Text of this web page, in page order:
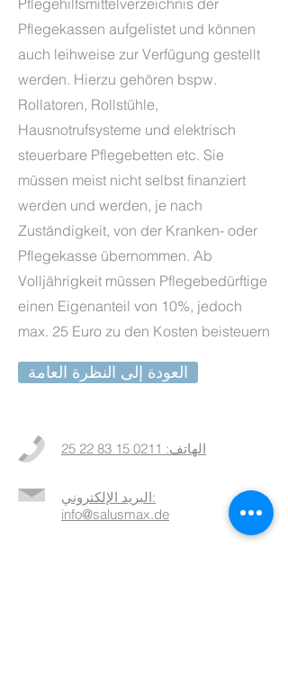
Pflegehilfsmittelverzeichnis der
Pflegekassen aufgelistet und können
auch leihweise zur Verfügung gestellt
werden. Hierzu gehören bspw.
Rollatoren, Rollstühle,
Hausnotrufsysteme und elektrisch
steuerbare Pflegebetten etc. Sie
müssen meist nicht selbst finanziert
werden und werden, je nach
Zuständigkeit, von der Kranken- oder
Pflegekasse übernommen. Ab
Volljährigkeit müssen Pflegebedürftige
einen Eigenanteil von 10%, jedoch
max. 25 Euro zu den Kosten beisteuern
العودة إلى النظرة العامة
الهاتف: 0211 15 83 22 25
البريد الإلكتروني:
info@salusmax.de